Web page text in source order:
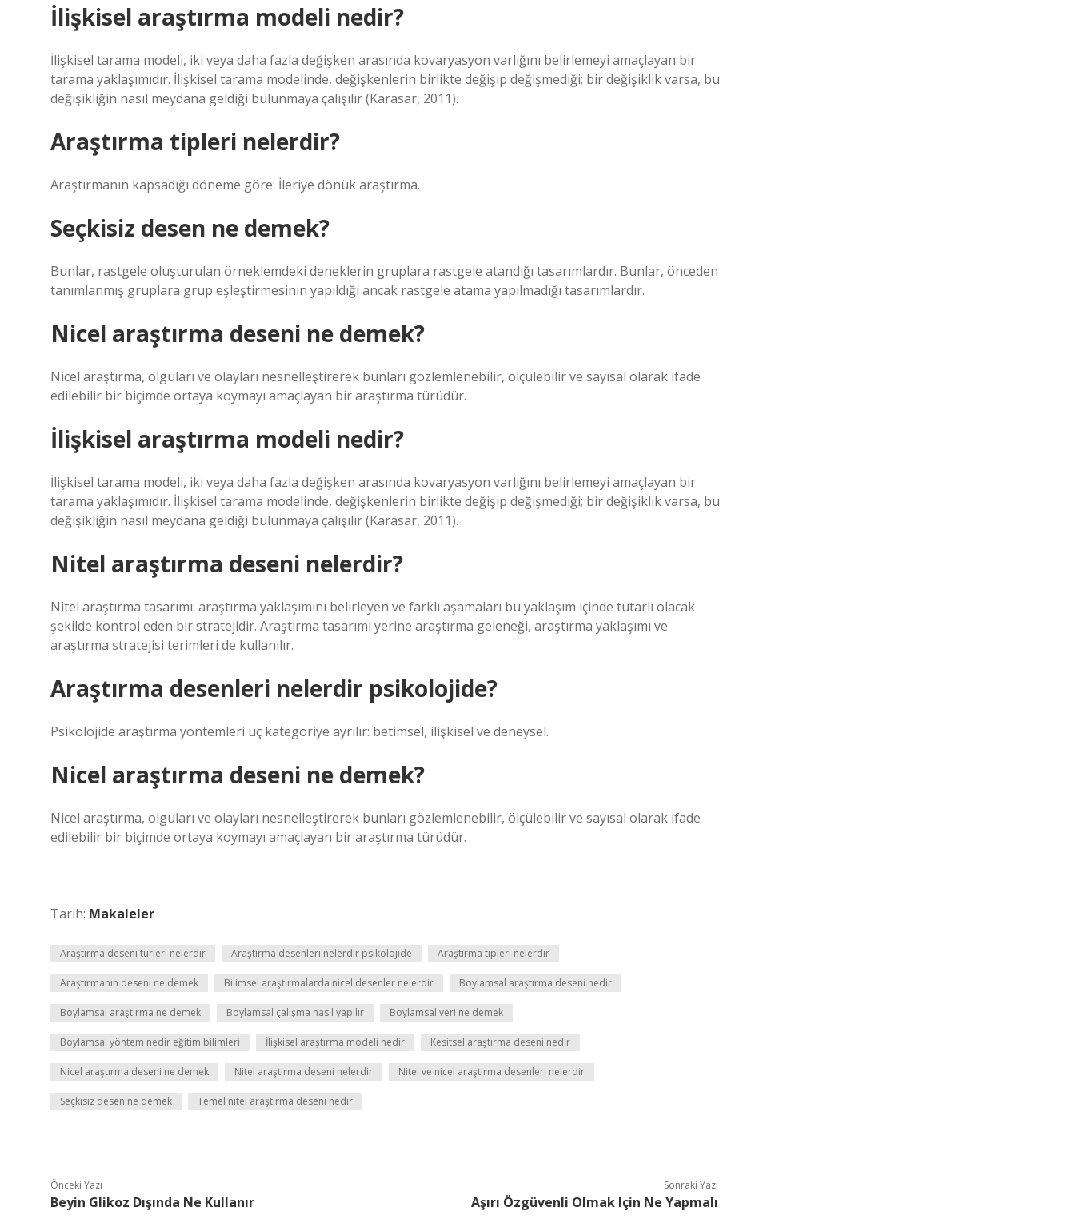
İlişkisel araştırma modeli nedir?
İlişkisel tarama modeli, iki veya daha fazla değişken arasında kovaryasyon varlığını belirlemeyi amaçlayan bir
tarama yaklaşımıdır. İlişkisel tarama modelinde, değişkenlerin birlikte değişip değişmediği; bir değişiklik varsa, bu
değişikliğin nasıl meydana geldiği bulunmaya çalışılır (Karasar, 2011).
Araştırma tipleri nelerdir?
Araştırmanın kapsadığı döneme göre: İleriye dönük araştırma.
Seçkisiz desen ne demek?
Bunlar, rastgele oluşturulan örneklemdeki deneklerin gruplara rastgele atandığı tasarımlardır. Bunlar, önceden
tanımlanmış gruplara grup eşleştirmesinin yapıldığı ancak rastgele atama yapılmadığı tasarımlardır.
Nicel araştırma deseni ne demek?
Nicel araştırma, olguları ve olayları nesnelleştirerek bunları gözlemlenebilir, ölçülebilir ve sayısal olarak ifade
edilebilir bir biçimde ortaya koymayı amaçlayan bir araştırma türüdür.
İlişkisel araştırma modeli nedir?
İlişkisel tarama modeli, iki veya daha fazla değişken arasında kovaryasyon varlığını belirlemeyi amaçlayan bir
tarama yaklaşımıdır. İlişkisel tarama modelinde, değişkenlerin birlikte değişip değişmediği; bir değişiklik varsa, bu
değişikliğin nasıl meydana geldiği bulunmaya çalışılır (Karasar, 2011).
Nitel araştırma deseni nelerdir?
Nitel araştırma tasarımı: araştırma yaklaşımını belirleyen ve farklı aşamaları bu yaklaşım içinde tutarlı olacak
şekilde kontrol eden bir stratejidir. Araştırma tasarımı yerine araştırma geleneği, araştırma yaklaşımı ve
araştırma stratejisi terimleri de kullanılır.
Araştırma desenleri nelerdir psikolojide?
Psikolojide araştırma yöntemleri üç kategoriye ayrılır: betimsel, ilişkisel ve deneysel.
Nicel araştırma deseni ne demek?
Nicel araştırma, olguları ve olayları nesnelleştirerek bunları gözlemlenebilir, ölçülebilir ve sayısal olarak ifade
edilebilir bir biçimde ortaya koymayı amaçlayan bir araştırma türüdür.
Tarih: Makaleler
Araştırma deseni türleri nelerdir Araştırma desenleri nelerdir psikolojide Araştırma tipleri nelerdir
Araştırmanın deseni ne demek Bilimsel araştırmalarda nicel desenler nelerdir Boylamsal araştırma deseni nedir
Boylamsal araştırma ne demek Boylamsal çalışma nasıl yapılır Boylamsal veri ne demek
Boylamsal yöntem nedir eğitim bilimleri İlişkisel araştırma modeli nedir Kesitsel araştırma deseni nedir
Nicel araştırma deseni ne demek Nitel araştırma deseni nelerdir Nitel ve nicel araştırma desenleri nelerdir
Seçkisiz desen ne demek Temel nitel araştırma deseni nedir
Önceki Yazı
Beyin Glikoz Dışında Ne Kullanır
Sonraki Yazı
Aşırı Özgüvenli Olmak Için Ne Yapmalı